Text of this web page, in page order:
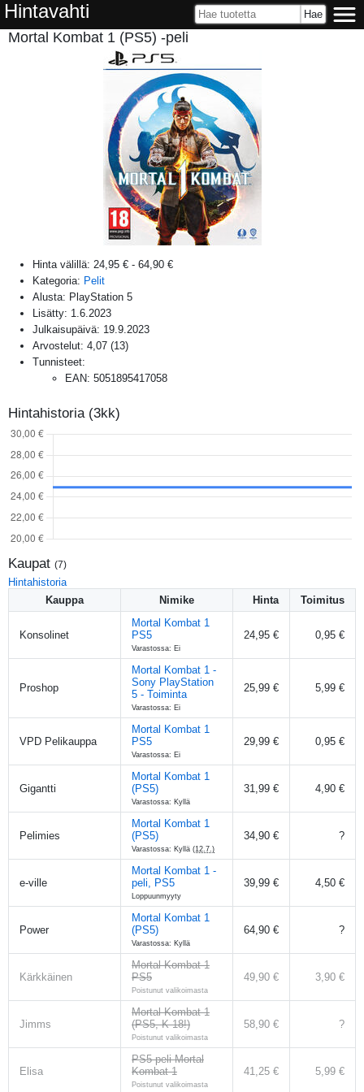
Hintavahti
Mortal Kombat 1 (PS5) -peli
Hinta välillä: 24,95 € - 64,90 €
Kategoria: Pelit
Alusta: PlayStation 5
Lisätty: 1.6.2023
Julkaisupäivä: 19.9.2023
Arvostelut: 4,07 (13)
Tunnisteet:
EAN: 5051895417058
Hintahistoria (3kk)
Kaupat (7)
Hintahistoria
Kauppa
Nimike Hinta Toimitus
Konsolinet
Mortal Kombat 1
PS5
Varastossa: Ei
24,95 € 0,95 €
Proshop
Mortal Kombat 1 -
Sony PlayStation
5 - Toiminta
Varastossa: Ei
25,99 € 5,99 €
VPD Pelikauppa
Mortal Kombat 1
PS5
Varastossa: Ei
29,99 € 0,95 €
Gigantti
Mortal Kombat 1
(PS5)
Varastossa: Kyllä
31,99 € 4,90 €
Pelimies
Mortal Kombat 1
(PS5)
Varastossa: Kyllä (12.7.)
34,90 € ?
e-ville
Mortal Kombat 1 -
peli, PS5
Loppuunmyyty
39,99 € 4,50 €
Power
Mortal Kombat 1
(PS5)
Varastossa: Kyllä
64,90 € ?
Kärkkäinen
Mortal Kombat 1
PS5
Poistunut valikoimasta
49,90 € 3,90 €
Jimms
Mortal Kombat 1
(PS5, K-18!)
Poistunut valikoimasta
58,90 € ?
Elisa
PS5-peli Mortal
Kombat 1
Poistunut valikoimasta
41,25 € 5,99 €